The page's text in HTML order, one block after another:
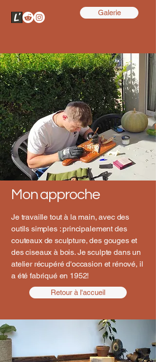
Galerie
Mon approche
Je travaille tout à la main, avec des
outils simples : principalement des
couteaux de sculpture, des gouges et
des ciseaux à bois. Je sculpte dans un
atelier récupéré d'occasion et rénové, il
a été fabriqué en 1952!
Retour à l'accueil